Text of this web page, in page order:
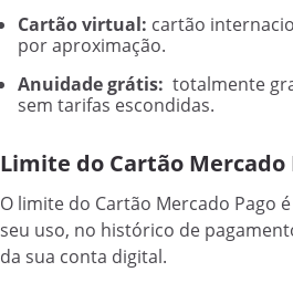
Cartão virtual: cartão
por aproximação.
Anuidade grátis: totalmente
sem tarifas escondidas.
Limite do Cartão Mercado
O limite do Cartão Mercado Pago
seu uso, no histórico de
da sua conta digital.